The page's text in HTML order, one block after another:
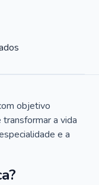
objetivo
a vida
e a